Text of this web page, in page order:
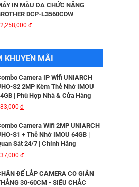
IN MÀU ĐA CHỨC NĂNG
DCP-L3560CDW
đ
MÁY IN BROTHER DCP - B7640DW
MÁY IN BROTHER DCP-B7620DW
5,690,000
IN KIM EPSON LQ310 - 01 Y
6,335,000
KHUYẾN MÃI
đ
IP Wifi 2MP UNIARCH UHO-
Xa | Dễ Lắp Đặt
đ
Camera IP Wifi UNIARCH
S2 2MP Kèm Thẻ Nhớ IMOU
| Phù Hợp Nhà & Cửa Hàng
đ
Camera Wifi 2MP UNIARCH
S1 + Thẻ Nhớ IMOU 64GB |
Sát 24/7 | Chính Hãng
đ
ĐẾ LẮP CAMERA CO GIÃN
30-60CM - SIÊU CHẮC